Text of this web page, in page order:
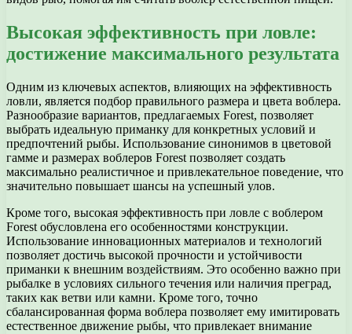
Высокая эффективность при ловле:
достижение максимального результата
Одним из ключевых аспектов, влияющих на эффективность
ловли, является подбор правильного размера и цвета воблера.
Разнообразие вариантов, предлагаемых Forest, позволяет
выбрать идеальную приманку для конкретных условий и
предпочтений рыбы. Использование синонимов в цветовой
гамме и размерах воблеров Forest позволяет создать
максимально реалистичное и привлекательное поведение, что
значительно повышает шансы на успешный улов.
Кроме того, высокая эффективность при ловле с воблером
Forest обусловлена его особенностями конструкции.
Использование инновационных материалов и технологий
позволяет достичь высокой прочности и устойчивости
приманки к внешним воздействиям. Это особенно важно при
рыбалке в условиях сильного течения или наличия преград,
таких как ветви или камни. Кроме того, точно
сбалансированная форма воблера позволяет ему имитировать
естественное движение рыбы, что привлекает внимание